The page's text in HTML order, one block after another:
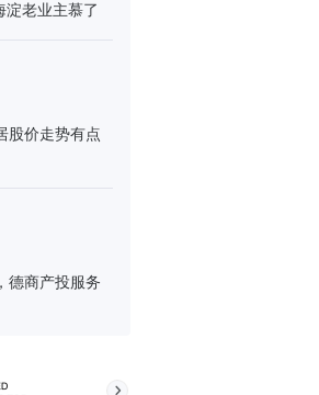
淀老业主慕了
股价走势有点
德商产投服务